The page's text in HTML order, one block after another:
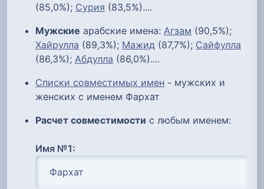
(85,0%); Сурия (83,5%)....
Мужские арабские имена: Агзам (90,5%);
Хайрулла (89,3%); Мажид (87,7%); Сайфулла
(86,3%); Абдулла (86,0%)....
Списки совместимых имен - мужских и
женских с именем Фархат
Расчет совместимости с любым именем:
Имя №1: